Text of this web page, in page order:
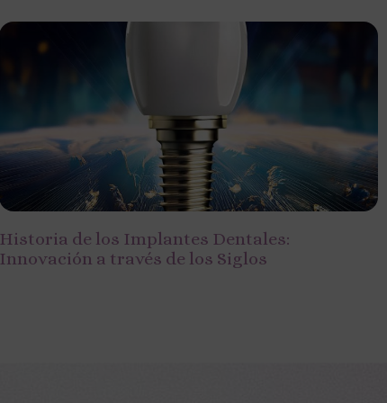
Historia de los Implantes Dentales:
Innovación a través de los Siglos